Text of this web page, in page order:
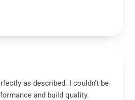
as described. I couldn’t be
and build quality.